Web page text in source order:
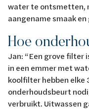
water te ontsmetten,
aangename smaak en
Hoe
Jan: “Een grove filter
in een emmer met
koolfilter hebben elke
onderhoudsbeurt
verbruikt. Uitwassen